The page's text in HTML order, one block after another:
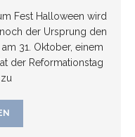
Fest Halloween wird
der Ursprung den
31. Oktober, einem
der Reformationstag